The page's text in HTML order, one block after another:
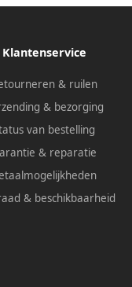
Klantenservice
& ruilen
& bezorging
van bestelling
& reparatie
& beschikbaarheid